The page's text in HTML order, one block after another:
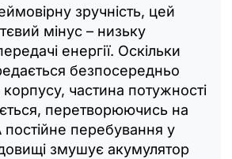
зручність, цей
мінус – низьку
енергії. Оскільки
безпосередньо
частина потужності
перетворюючись на
постійне перебування у
змушує акумулятор